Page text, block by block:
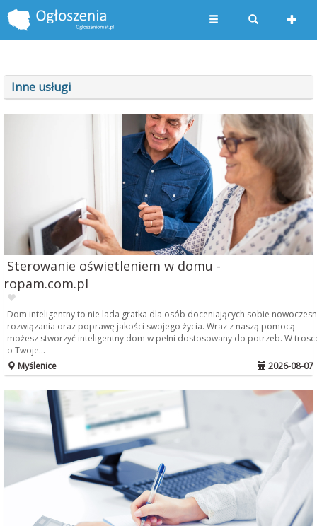
Inne usługi
Sterowanie oświetleniem w domu -
ropam.com.pl
Dom inteligentny to nie lada gratka dla osób doceniających sobie
rozwiązania oraz poprawę jakości swojego życia. Wraz z naszą pomocą
możesz stworzyć inteligentny dom w pełni dostosowany do potrzeb. W
o Twoje...
Myślenice
2026-08-07